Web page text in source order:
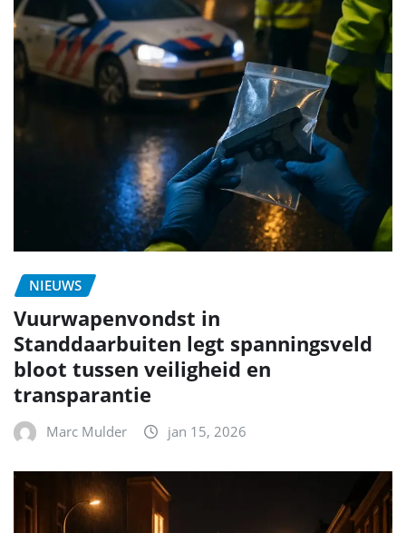
NIEUWS
Vuurwapenvondst in
Standdaarbuiten legt spanningsveld
bloot tussen veiligheid en
transparantie
Marc Mulder jan 15, 2026